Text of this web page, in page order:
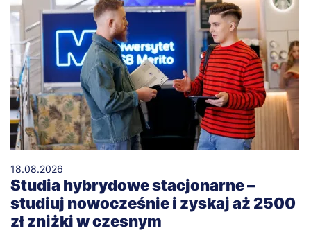
18.08.2026
Studia hybrydowe stacjonarne –
studiuj nowocześnie i zyskaj aż 2500
zł zniżki w czesnym